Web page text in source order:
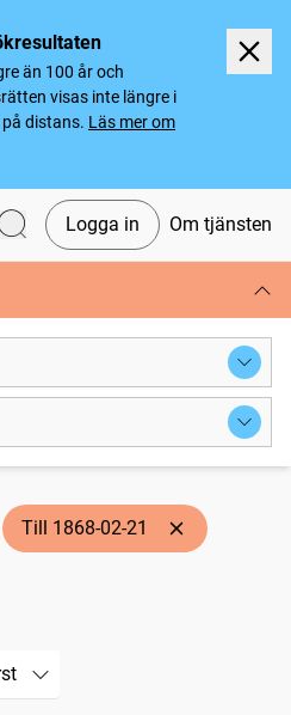
än 100 år och
visas inte längre i
distans. Läs mer om
Logga in Om tjänsten
Till 1868-02-21